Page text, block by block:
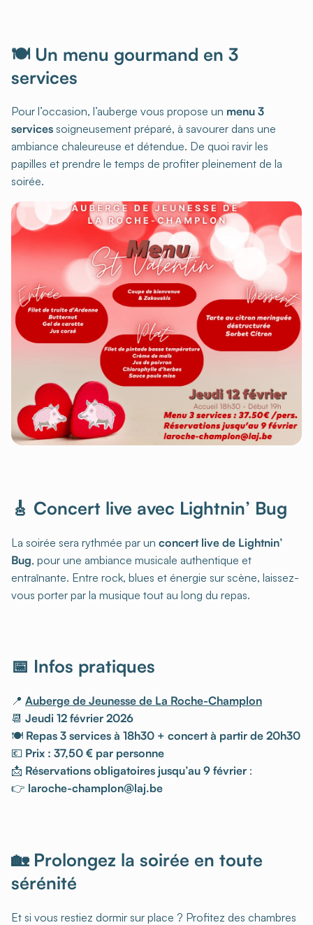
🍽️ Un menu gourmand en 3
services
Pour l’occasion, l’auberge vous propose un menu 3
services soigneusement préparé, à savourer dans une
ambiance chaleureuse et détendue. De quoi ravir les
papilles et prendre le temps de profiter pleinement de la
soirée.
🎸 Concert live avec Lightnin’ Bug
La soirée sera rythmée par un concert live de Lightnin’
Bug, pour une ambiance musicale authentique et
entraînante. Entre rock, blues et énergie sur scène, laissez-
vous porter par la musique tout au long du repas.
📅 Infos pratiques
📍 Auberge de Jeunesse de La Roche-Champlon
📆 Jeudi 12 février 2026
🍽️ Repas 3 services à 18h30 + concert à partir de 20h30
💶 Prix : 37,50 € par personne
📩 Réservations obligatoires jusqu’au 9 février :
👉 laroche-champlon@laj.be
🏡 Prolongez la soirée en toute
sérénité
Et si vous restiez dormir sur place ? Profitez des chambres